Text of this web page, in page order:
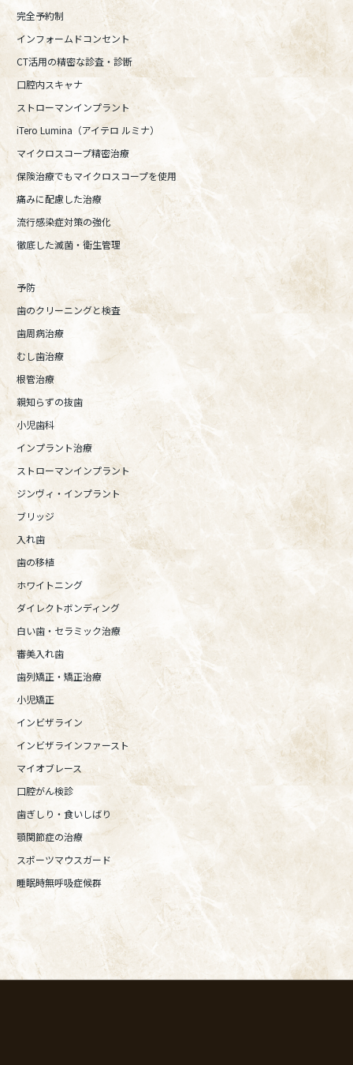
完全予約制
インフォームドコンセント
CT活用の精密な診査・診断
口腔内スキャナ
ストローマンインプラント
iTero Lumina（アイテロ ルミナ）
マイクロスコープ精密治療
保険治療でもマイクロスコープを使用
痛みに配慮した治療
流行感染症対策の強化
徹底した滅菌・衛生管理
予防
歯のクリーニングと検査
歯周病治療
むし歯治療
根管治療
親知らずの抜歯
小児歯科
インプラント治療
ストローマンインプラント
ジンヴィ・インプラント
ブリッジ
入れ歯
歯の移植
ホワイトニング
ダイレクトボンディング
白い歯・セラミック治療
審美入れ歯
歯列矯正・矯正治療
小児矯正
インビザライン
インビザラインファースト
マイオブレース
口腔がん検診
歯ぎしり・食いしばり
顎関節症の治療
スポーツマウスガード
睡眠時無呼吸症候群